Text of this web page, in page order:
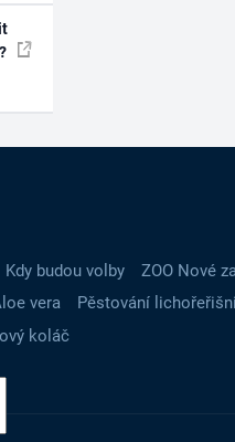
Kdy budou volby
ZOO Nové
vera
Pěstování
koláč